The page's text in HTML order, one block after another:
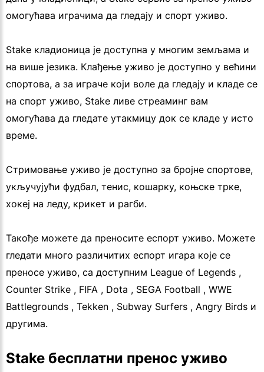
омогућава играчима да гледају и спорт уживо.
Stake кладионица је доступна у многим земљама и
на више језика. Клађење уживо је доступно у већини
спортова, а за играче који воле да гледају и кладе се
на спорт уживо, Stake ливе стреаминг вам
омогућава да гледате утакмицу док се кладе у исто
време.
Стримовање уживо је доступно за бројне спортове,
укључујући фудбал, тенис, кошарку, коњске трке,
хокеј на леду, крикет и рагби.
Такође можете да преносите еспорт уживо. Можете
гледати много различитих еспорт игара које се
преносе уживо, са доступним League of Legends ,
Counter Strike , FIFA , Dota , SEGA Football , WWE
Battlegrounds , Tekken , Subway Surfers , Angry Birds и
другима.
Stake бесплатни пренос уживо